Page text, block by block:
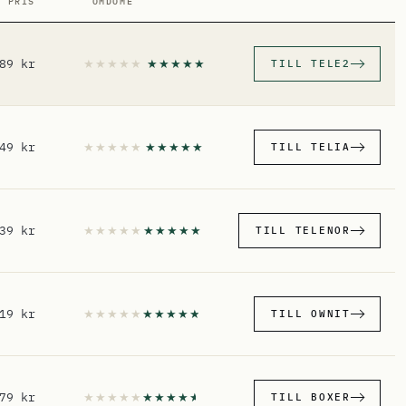
kr TILL TELE2
kr TILL TELIA
kr TILL TELENOR
kr TILL OWNIT
kr TILL BOXER